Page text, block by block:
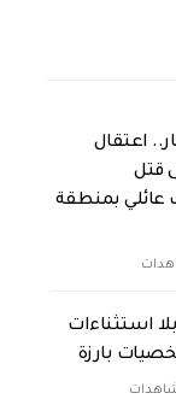
اعتقال
قتل
عائلي بمنطقة
استثناءات
بارزة